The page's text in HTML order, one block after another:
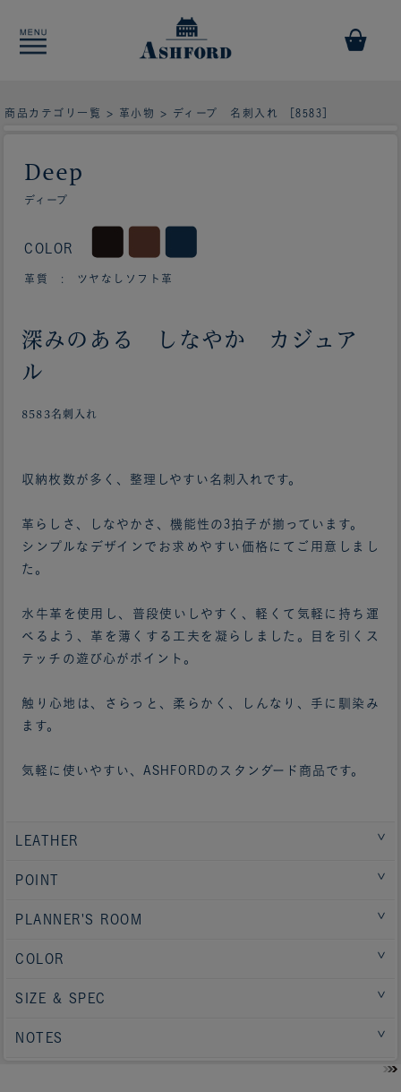
商品カテゴリ一覧 > 革小物 > ディープ 名刺入れ ［8583］
Deep
ディープ
COLOR
革質 : ツヤなしソフト革
深みのある しなやか カジュア
ル
8583名刺入れ
収納枚数が多く、整理しやすい名刺入れです。
革らしさ、しなやかさ、機能性の3拍子が揃っています。
シンプルなデザインでお求めやすい価格にてご用意しまし
た。
水牛革を使用し、普段使いしやすく、軽くて気軽に持ち運
べるよう、革を薄くする工夫を凝らしました。目を引くス
テッチの遊び心がポイント。
触り心地は、さらっと、柔らかく、しんなり、手に馴染み
ます。
気軽に使いやすい、ASHFORDのスタンダード商品です。
LEATHER
POINT
PLANNER'S ROOM
COLOR
SIZE & SPEC
NOTES